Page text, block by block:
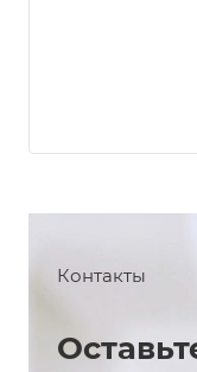
Контакты